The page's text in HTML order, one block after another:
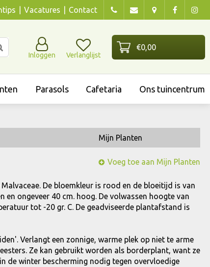
Vacatures Contact
Inloggen Verlanglijst
Parasols Cafetaria Ons tuincentrum
Mijn Planten
Voeg toe aan Mijn Planten
De bloemkleur is rood en de bloeitijd is van
en ongeveer 40 cm. hoog. De volwassen hoogte van
tot -20 gr. C. De geadviseerde plantafstand is
Verlangt een zonnige, warme plek op niet te arme
Ze kan gebruikt worden als borderplant, want ze
de winter bescherming nodig tegen overvloedige